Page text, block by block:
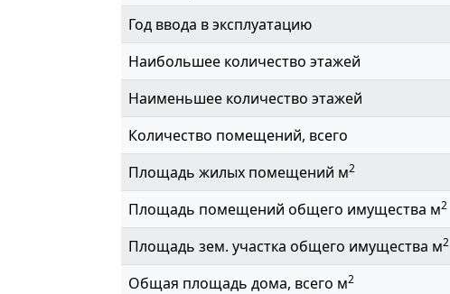
Год ввода в эксплуатацию
Наибольшее количество этажей
Наименьшее количество этажей
Количество помещений, всего
Площадь жилых помещений м2
Площадь помещений общего имущества м2
Площадь зем. участка общего имущества м2
Общая площадь дома, всего м2